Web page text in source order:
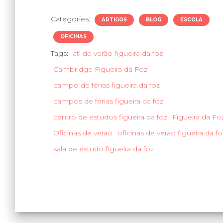
Categories: ARTIGOS BLOG ESCOLA
OFICINAS
Tags:
atl de verão figueira da foz
Cambridge Figueira da Foz
campo de férias figueira da foz
campos de férias figueira da foz
centro de estudos figueira da foz
Figueira da
Oficinas de verão
oficinas de verão figueira da
sala de estudo figueira da foz